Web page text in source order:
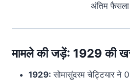
अंतिम फैसला
मामले की जड़ें: 1929 की
1929: सोमासुंदरम चेट्टियार ने